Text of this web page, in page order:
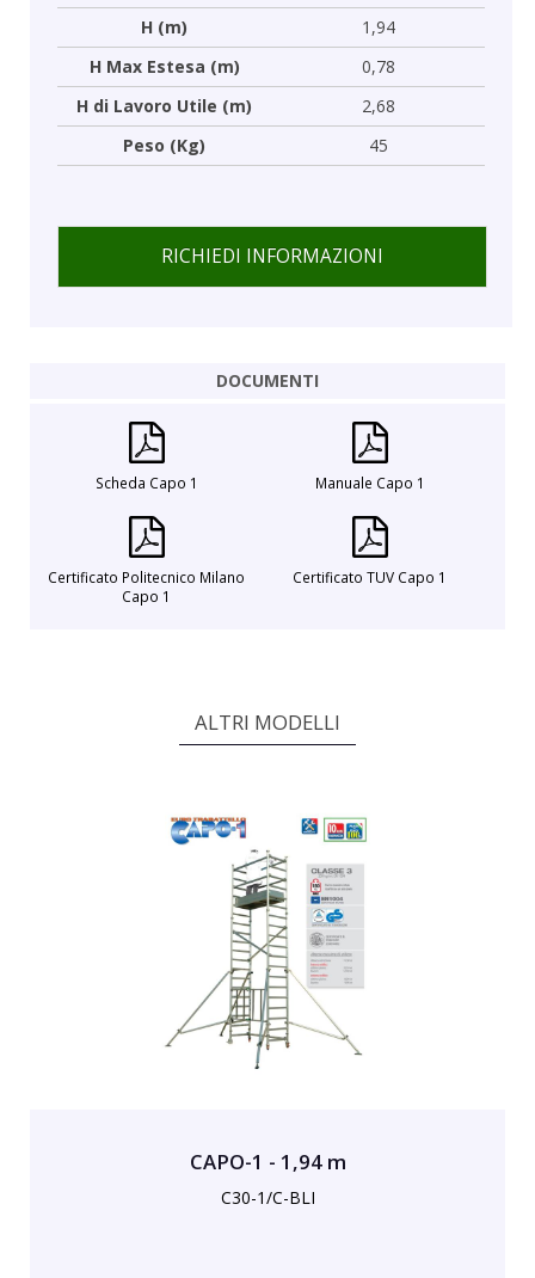
H (m)
1,94
H Max Estesa (m)
0,78
H di Lavoro Utile (m)
2,68
Peso (Kg)
45
RICHIEDI INFORMAZIONI
DOCUMENTI
Scheda Capo 1 Manuale Capo 1
Certificato Politecnico Milano
Capo 1
Certificato TUV Capo 1
ALTRI MODELLI
CAPO-1 - 1,94 m
C30-1/C-BLI